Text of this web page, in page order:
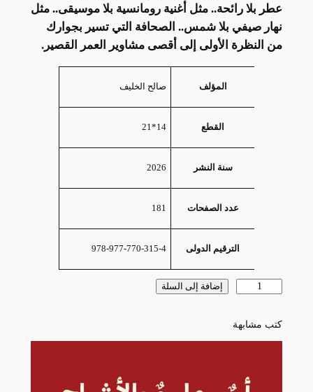
عطر بلا رائحة.. مثل أغنية رومانسية بلا موسيقى.. مثل
نهار صيفي بلا شمس.. الصحافة التي تسير بجوارك
من النظرة الأولى إلى أقصى مشاوير العمر القصير.
المؤلف
صالح الخليف
القطع 14*21
سنة النشر 2026
عدد الصفحات 181
الترقيم الدولى 978-977-770-315-4
كمية
التى
أعرفها
إضافة إلى السلة
كتب مشابهة